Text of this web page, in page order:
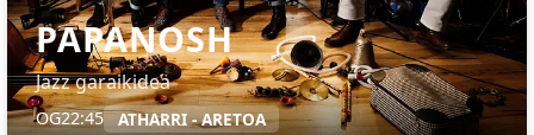
PAPANOSH
Jazz garaikidea
OG22:45 ATHARRI - ARETOA